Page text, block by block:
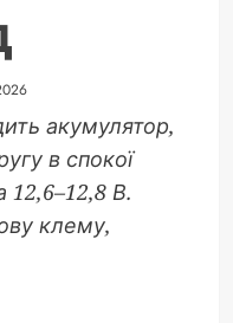
акумулятор,
в спокої
В.
клему,